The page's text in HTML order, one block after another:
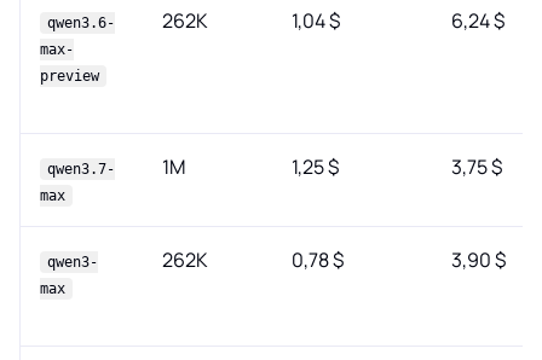
qwen3.6-
max-
preview
262K 1,04 $ 6,24 $
qwen3.7-
max
1M 1,25 $ 3,75 $
qwen3-
max
262K 0,78 $ 3,90 $